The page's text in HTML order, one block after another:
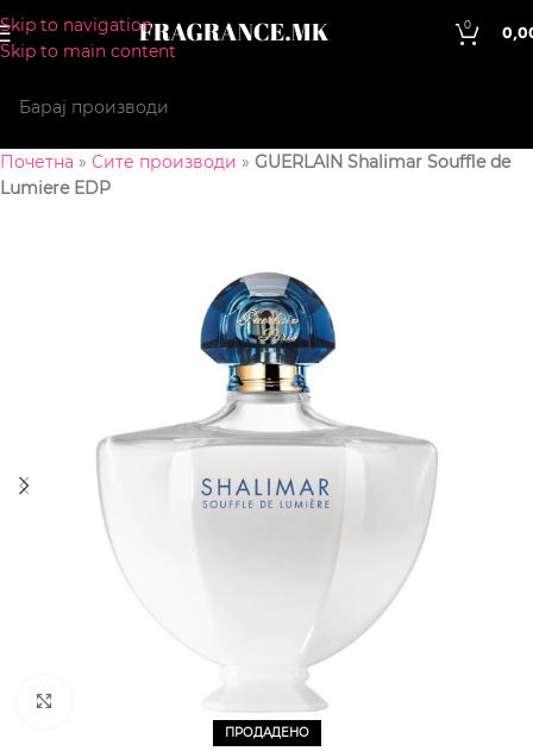
Skip to navigation
Skip to main content
0
Почетна » Сите производи » GUERLAIN Shalimar Souffle de
Lumiere EDP
ПРОДАДЕНО